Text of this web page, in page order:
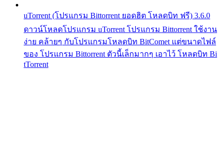
uTorrent (โปรแกรม Bittorrent ยอดฮิต โหลดบิท ฟรี) 3.6.0
ดาวน์โหลดโปรแกรม uTorrent โปรแกรม Bittorrent ใช้งาน
ง่าย คล้ายๆ กับโปรแกรมโหลดบิท BitComet แต่ขนาดไฟล์
ของ โปรแกรม Bittorrent ตัวนี้เล็กมากๆ เอาไว้ โหลดบิท Bi
tTorrent